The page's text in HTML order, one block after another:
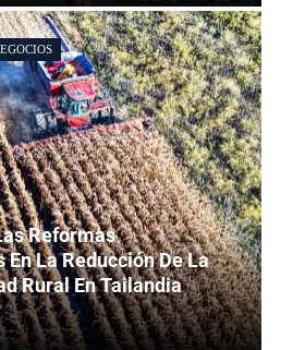
Reformas
La Reducción De La
Rural En Tailandia